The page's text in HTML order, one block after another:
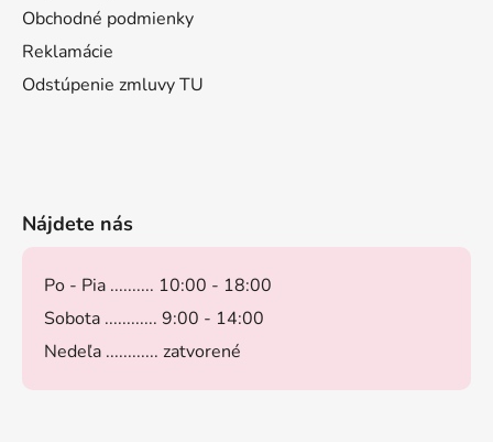
Obchodné podmienky
Reklamácie
Odstúpenie zmluvy TU
Nájdete nás
Po - Pia .......... 10:00 - 18:00
Sobota ............ 9:00 - 14:00
Nedeľa ............ zatvorené